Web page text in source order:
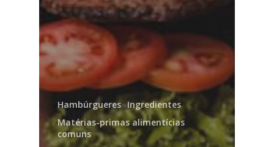
Hambúrgueres Ingredientes
Matérias-primas alimentícias
comuns